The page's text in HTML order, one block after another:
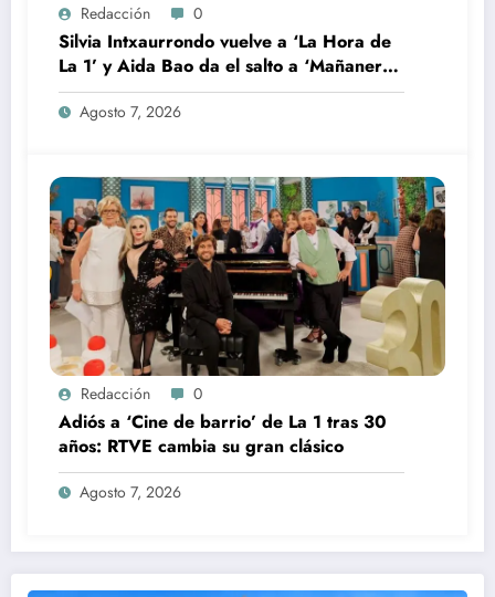
Redacción 0
Silvia Intxaurrondo vuelve a ‘La Hora de
La 1’ y Aida Bao da el salto a ‘Mañaneros
360’
Agosto 7, 2026
Redacción 0
Adiós a ‘Cine de barrio’ de La 1 tras 30
años: RTVE cambia su gran clásico
Agosto 7, 2026